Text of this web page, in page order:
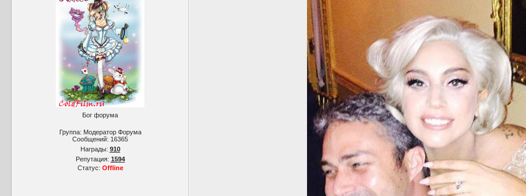
Бог форума
Группа: Модератор Форума
Сообщений: 16365
Награды: 910
Репутация: 1594
Статус: Offline